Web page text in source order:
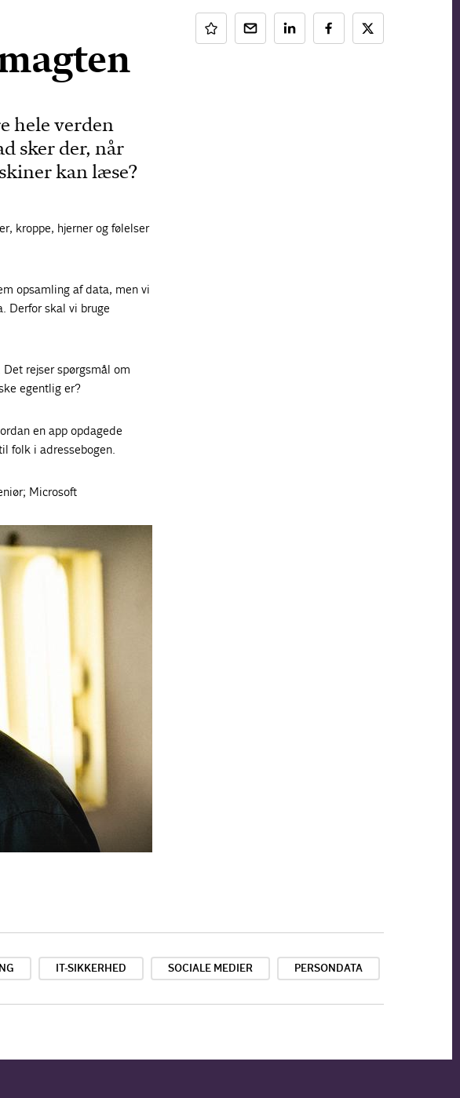
hele verden
sker der, når
kan læse?
kroppe, hjerner og følelser
opsamling af data, men vi
Derfor skal vi bruge
rejser spørgsmål om
egentlig er?
en app opdagede
folk i adressebogen.
Microsoft
IT-SIKKERHED SOCIALE MEDIER PERSONDATA